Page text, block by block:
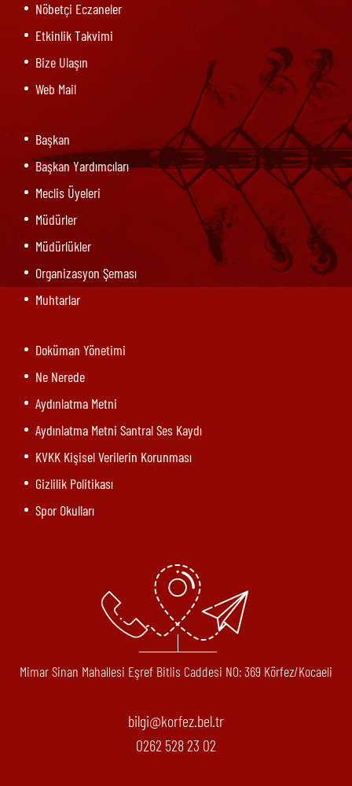
Nöbetçi Eczaneler
Etkinlik Takvimi
Bize Ulaşın
Web Mail
Başkan
Başkan Yardımcıları
Meclis Üyeleri
Müdürler
Müdürlükler
Organizasyon Şeması
Muhtarlar
Doküman Yönetimi
Ne Nerede
Aydınlatma Metni
Aydınlatma Metni Santral Ses Kaydı
KVKK Kişisel Verilerin Korunması
Gizlilik Politikası
Spor Okulları
Mimar Sinan Mahallesi Eşref Bitlis Caddesi N0: 369 Körfez/Kocaeli
bilgi@korfez.bel.tr
0262 528 23 02